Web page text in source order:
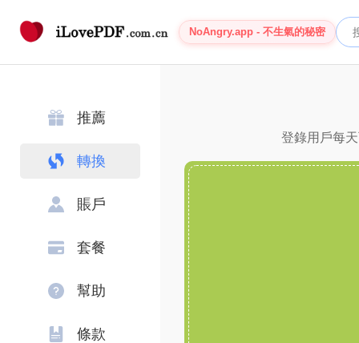
NoAngry.app - 不生氣的秘密
推薦
轉換
賬戶
套餐
幫助
條款
登錄用戶每